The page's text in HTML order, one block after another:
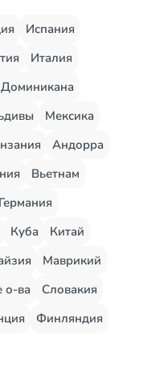
Испания
Италия
Доминикана
Мексика
Андорра
Вьетнам
Германия
Куба
Китай
Маврикий
о-ва
Словакия
Финляндия